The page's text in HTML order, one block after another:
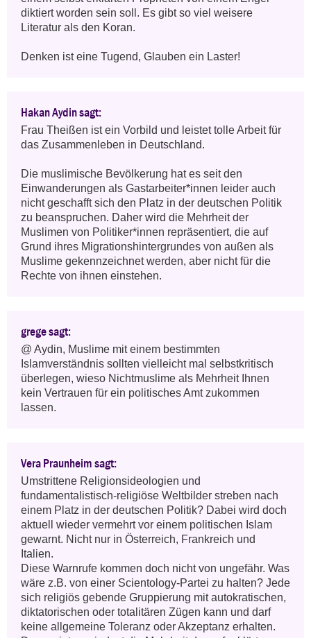
diktiert worden sein soll. Es gibt so viel weisere
Literatur als den Koran.
Denken ist eine Tugend, Glauben ein Laster!
Hakan Aydin sagt:
Frau Theißen ist ein Vorbild und leistet tolle Arbeit für
das Zusammenleben in Deutschland.
Die muslimische Bevölkerung hat es seit den
Einwanderungen als Gastarbeiter*innen leider auch
nicht geschafft sich den Platz in der deutschen Politik
zu beanspruchen. Daher wird die Mehrheit der
Muslimen von Politiker*innen repräsentiert, die auf
Grund ihres Migrationshintergrundes von außen als
Muslime gekennzeichnet werden, aber nicht für die
Rechte von ihnen einstehen.
grege sagt:
@ Aydin, Muslime mit einem bestimmten
Islamverständnis sollten vielleicht mal selbstkritisch
überlegen, wieso Nichtmuslime als Mehrheit Ihnen
kein Vertrauen für ein politisches Amt zukommen
lassen.
Vera Praunheim sagt:
Umstrittene Religionsideologien und
fundamentalistisch-religiöse Weltbilder streben nach
einem Platz in der deutschen Politik? Dabei wird doch
aktuell wieder vermehrt vor einem politischen Islam
gewarnt. Nicht nur in Österreich, Frankreich und
Italien.
Diese Warnrufe kommen doch nicht von ungefähr. Was
wäre z.B. von einer Scientology-Partei zu halten? Jede
sich religiös gebende Gruppierung mit autokratischen,
diktatorischen oder totalitären Zügen kann und darf
keine allgemeine Toleranz oder Akzeptanz erhalten.